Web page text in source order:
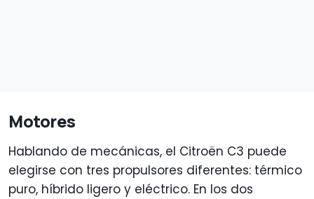
Motores
Hablando de mecánicas, el Citroën C3 puede
elegirse con tres propulsores diferentes: térmico
puro, híbrido ligero y eléctrico. En los dos